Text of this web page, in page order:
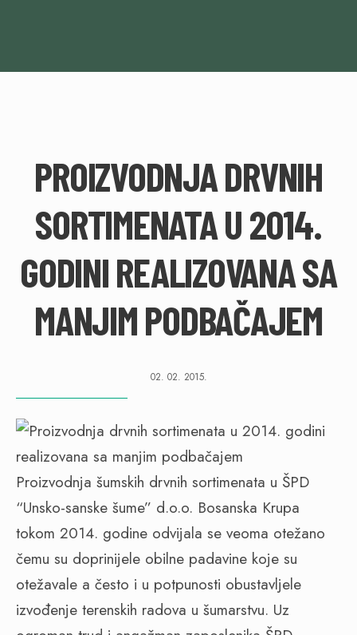
PROIZVODNJA DRVNIH
SORTIMENATA U 2014.
GODINI REALIZOVANA SA
MANJIM PODBAČAJEM
02. 02. 2015.
Proizvodnja šumskih drvnih sortimenata u ŠPD
“Unsko-sanske šume” d.o.o. Bosanska Krupa
tokom 2014. godine odvijala se veoma otežano
čemu su doprinijele obilne padavine koje su
otežavale a često i u potpunosti obustavljele
izvođenje terenskih radova u šumarstvu. Uz